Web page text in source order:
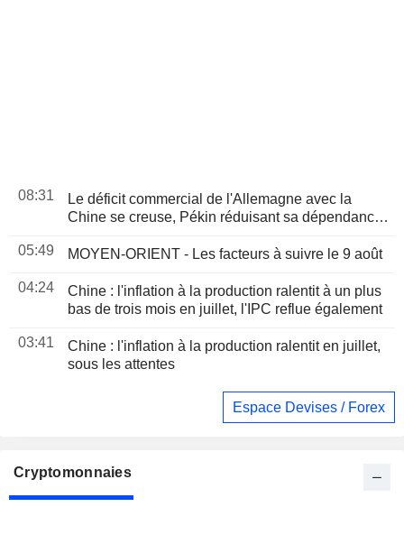
08:31
Le déficit commercial de l'Allemagne avec la
Chine se creuse, Pékin réduisant sa dépendance
05:49
MOYEN-ORIENT - Les facteurs à suivre le 9 août
04:24
Chine : l'inflation à la production ralentit à un plus
bas de trois mois en juillet, l'IPC reflue également
03:41
Chine : l'inflation à la production ralentit en juillet,
sous les attentes
Espace Devises / Forex
Cryptomonnaies